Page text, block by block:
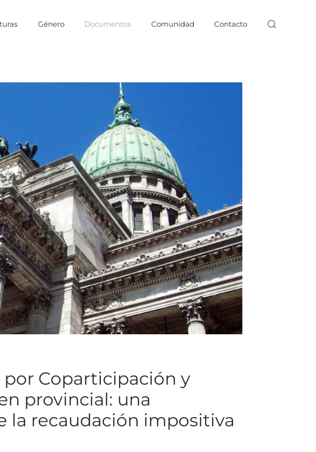
Género Documentos Comunidad Contacto
por Coparticipación y
provincial: una
la recaudación impositiva